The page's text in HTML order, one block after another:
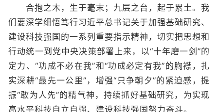
合抱之木，生于毫末；九层之台，起于累土。我
们要深学细悟笃行习近平总书记关于加强基础研究、
建设科技强国的一系列重要指示精神，切实把思想和
行动统一到党中央决策部署上来，以“十年磨一剑”的
定力、“功成不必在我”和“功成必定有我”的胸襟，扎
实深耕“最先一公里”，增强“只争朝夕”的紧迫感，提
振“敢为人先”的精气神，持续抓好基础研究，为实现
高水平科技自立自强、建设科技强国努力奋斗。